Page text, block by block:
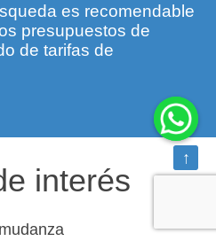
es recomendable
presupuestos de
de tarifas de
interés
↑